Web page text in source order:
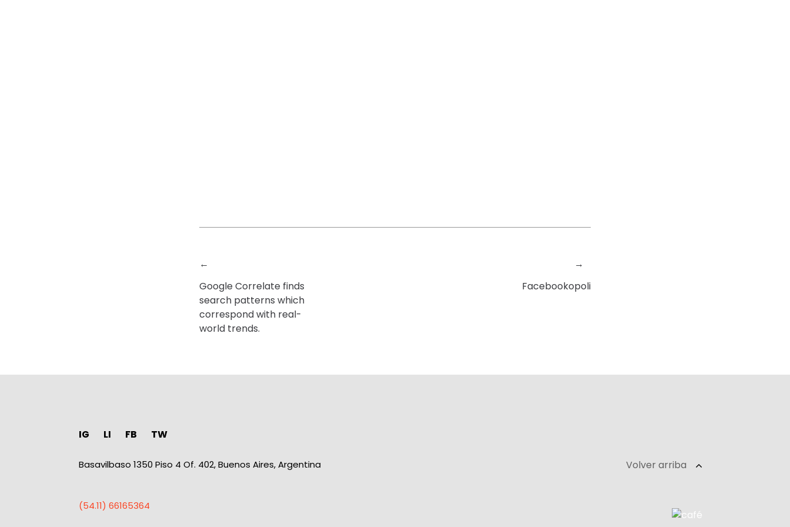
←
Google Correlate finds
search patterns which
correspond with real-
world trends.
→
Facebookopoli
IG LI FB TW
Basavilbaso 1350 Piso 4 Of. 402, Buenos Aires, Argentina
(54.11) 66165364
Volver arriba